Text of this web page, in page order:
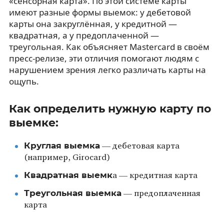
имеют разные формы выемок: у дебетовой
карты она закруглённая, у кредитной —
квадратная, а у предоплаченной —
треугольная. Как объясняет Mastercard в своём
пресс-релизе, эти отличия помогают людям с
нарушением зрения легко различать карты на
ощупь.
Как определить нужную карту по
выемке:
Круглая выемка— дебетовая карта
(например, Girocard)
Квадратная выемка — кредитная карта
Треугольная выемка— предоплаченная
карта